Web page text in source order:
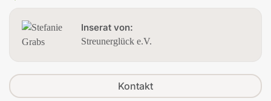
Inserat von:
Streunerglück e.V.
Kontakt